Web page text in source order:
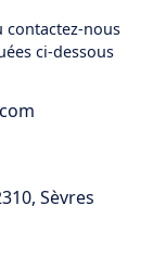
contactez-nous
ci-dessous
Sèvres